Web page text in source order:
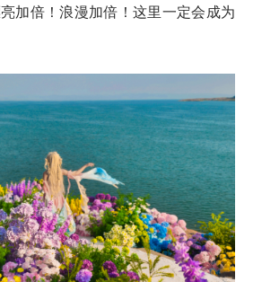
加倍！浪漫加倍！这里一定会成为